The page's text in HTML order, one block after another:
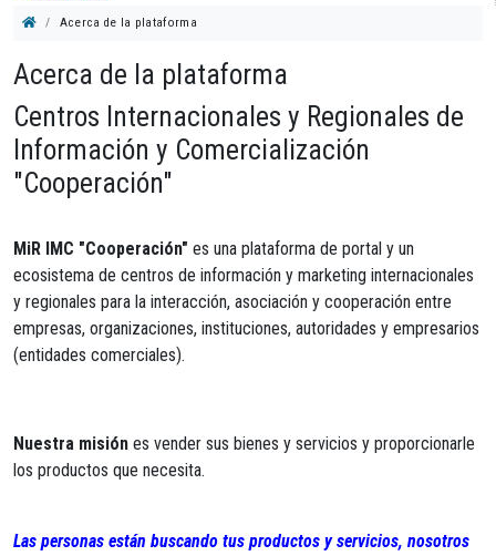
Acerca de la plataforma
Acerca de la plataforma
Centros Internacionales y Regionales de
Información y Comercialización
"Cooperación"
MiR IMC "Cooperación" es una plataforma de portal y un
ecosistema de centros de información y marketing internacionales
y regionales para la interacción, asociación y cooperación entre
empresas, organizaciones, instituciones, autoridades y empresarios
(entidades comerciales).
Nuestra misión es vender sus bienes y servicios y proporcionarle
los productos que necesita.
Las personas están buscando tus productos y servicios, nosotros